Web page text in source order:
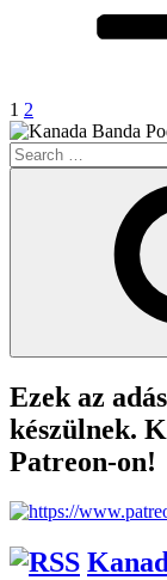
/
1 2
Search
for:
Ezek az
készülnek.
Patreon-on!